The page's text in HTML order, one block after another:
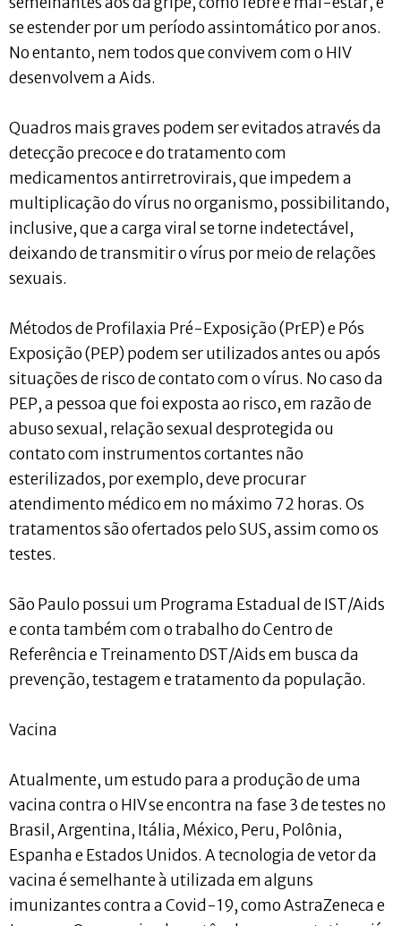
se estender por um período assintomático por anos.
No entanto, nem todos que convivem com o HIV
desenvolvem a Aids.
Quadros mais graves podem ser evitados através da
detecção precoce e do tratamento com
medicamentos antirretrovirais, que impedem a
multiplicação do vírus no organismo, possibilitando,
inclusive, que a carga viral se torne indetectável,
deixando de transmitir o vírus por meio de relações
sexuais.
Métodos de Profilaxia Pré-Exposição (PrEP) e Pós
Exposição (PEP) podem ser utilizados antes ou após
situações de risco de contato com o vírus. No caso da
PEP, a pessoa que foi exposta ao risco, em razão de
abuso sexual, relação sexual desprotegida ou
contato com instrumentos cortantes não
esterilizados, por exemplo, deve procurar
atendimento médico em no máximo 72 horas. Os
tratamentos são ofertados pelo SUS, assim como os
testes.
São Paulo possui um Programa Estadual de IST/Aids
e conta também com o trabalho do Centro de
Referência e Treinamento DST/Aids em busca da
prevenção, testagem e tratamento da população.
Vacina
Atualmente, um estudo para a produção de uma
vacina contra o HIV se encontra na fase 3 de testes no
Brasil, Argentina, Itália, México, Peru, Polônia,
Espanha e Estados Unidos. A tecnologia de vetor da
vacina é semelhante à utilizada em alguns
imunizantes contra a Covid-19, como AstraZeneca e